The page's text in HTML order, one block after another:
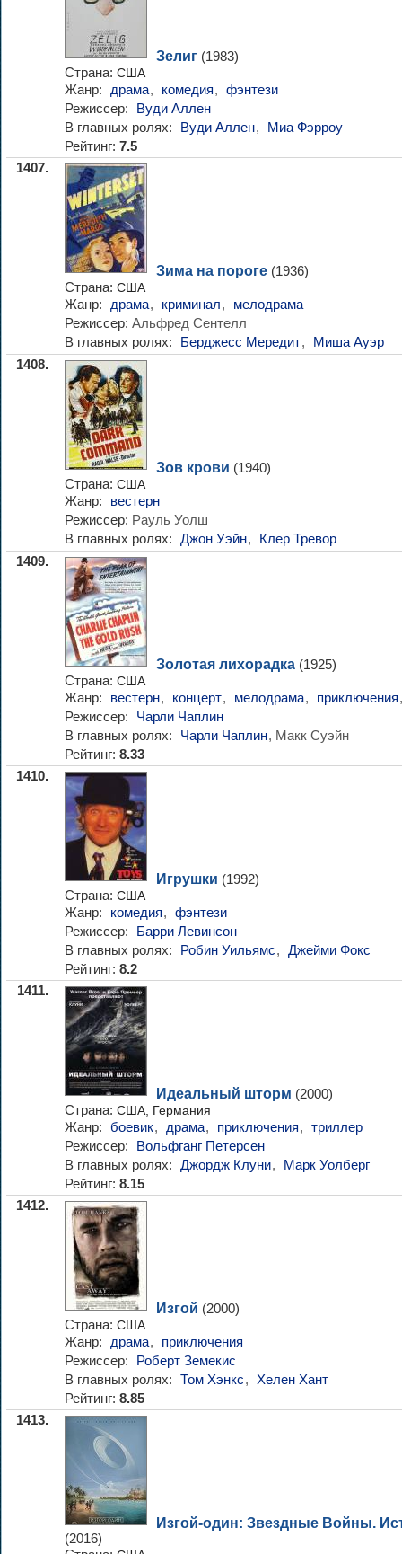
Зелиг (1983)
Страна: США
Жанр: драма, комедия, фэнтези
Режиссер:
Вуди Аллен
В главных ролях:
Вуди Аллен,
Миа Фэрроу
Рейтинг: 7.5
1407.
Зима на пороге (1936)
Страна: США
Жанр: драма, криминал,
мелодрама
Режиссер: Альфред Сентелл
В главных ролях:
Берджесс Мередит, Миша Ауэр
1408.
Зов крови (1940)
Страна: США
Жанр:
вестерн
Режиссер: Рауль Уолш
В главных ролях: Джон Уэйн, Клер Тревор
1409.
Золотая лихорадка (1925)
Страна: США
Жанр: вестерн, концерт, мелодрама, приключения
Режиссер:
Чарли Чаплин
В главных ролях:
Чарли Чаплин, Макк Суэйн
Рейтинг: 8.33
1410.
Игрушки (1992)
Страна: США
Жанр: комедия, фэнтези
Режиссер:
Барри Левинсон
В главных ролях:
Робин Уильямс, Джейми Фокс
Рейтинг: 8.2
1411.
Идеальный шторм (2000)
Страна: США, Германия
Жанр: боевик, драма, приключения, триллер
Режиссер:
Вольфганг Петерсен
В главных ролях: Джордж Клуни,
Марк Уолберг
Рейтинг: 8.15
1412.
Изгой (2000)
Страна: США
Жанр: драма,
приключения
Режиссер:
Роберт Земекис
В главных ролях: Том Хэнкс, Хелен Хант
Рейтинг: 8.85
1413.
Изгой-один: Звездные Войны.
(2016)